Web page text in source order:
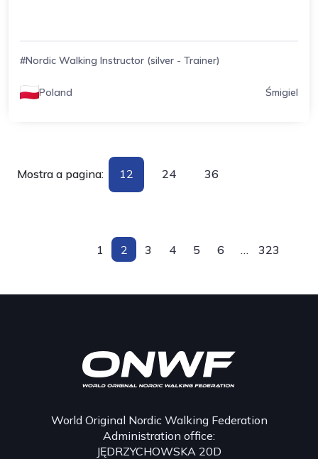
#Nordic Walking Instructor (silver - Trainer)
Poland Śmigiel
Mostra a pagina: 12 24 36
1 2 3 4 5 6 323
World Original Nordic Walking Federation
Administration office:
JĘDRZYCHOWSKA 20D